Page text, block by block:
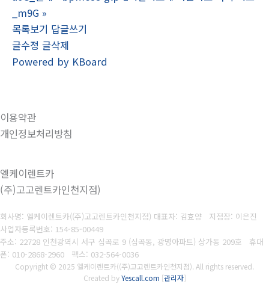
_m9G »
목록보기 답글쓰기
글수정 글삭제
Powered by KBoard
이용약관
개인정보처리방침
엘케이렌트카
(주)고고렌트카인천지점)
회사명: 엘케이렌트카((주)고고렌트카인천지점) 대표자: 김효양 지점장: 이은진
사업자등록번호: 154-85-00449
주소: 22728 인천광역시 서구 심곡로 9 (심곡동, 광명아파트) 상가동 209호 휴대
폰: 010-2868-2960 팩스: 032-564-0036
Copyright © 2025 엘케이렌트카((주)고고렌트카인천지점). All rights reserved.
Created byYescall.com [관리자]